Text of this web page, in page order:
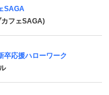
SAGA
カフェSAGA)
応援ハローワーク